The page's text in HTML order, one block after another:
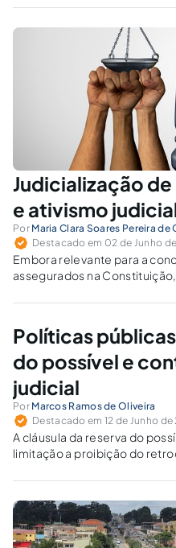
Judicialização
e ativismo
Por Maria Clara Soares Pereira de
Destacado em 02 de Junho
Embora relevante para a
assegurados na
Políticas
do possível e
judicial
Por Marcos Ramos de Oliveira
Destacado em 12 de Junho de
A cláusula da reserva do
limitação a proibição do
proteção insuficiente e a
excesso.